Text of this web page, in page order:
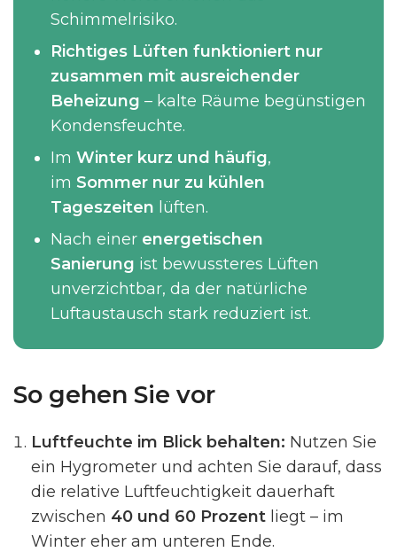
Schimmelrisiko.
Richtiges Lüften funktioniert nur
zusammen mit ausreichender
Beheizung – kalte Räume begünstigen
Kondensfeuchte.
Im Winter kurz und häufig,
im Sommer nur zu kühlen
Tageszeiten lüften.
Nach einer energetischen
Sanierung ist bewussteres Lüften
unverzichtbar, da der natürliche
Luftaustausch stark reduziert ist.
So gehen Sie vor
Luftfeuchte im Blick behalten: Nutzen Sie
ein Hygrometer und achten Sie darauf, dass
die relative Luftfeuchtigkeit dauerhaft
zwischen 40 und 60 Prozent liegt – im
Winter eher am unteren Ende.